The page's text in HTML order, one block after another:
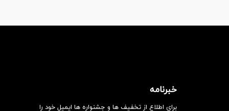
خبرنامه
برای اطلاع از تخفیف ها و جشنواره ها ایمیل خود را